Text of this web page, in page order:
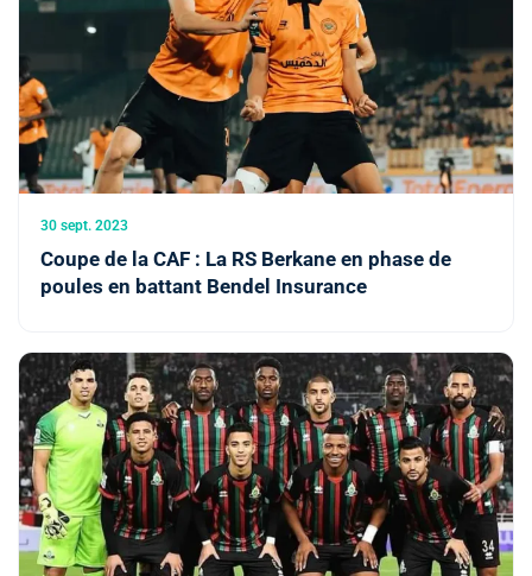
30 sept. 2023
Coupe de la CAF : La RS Berkane en phase de
poules en battant Bendel Insurance